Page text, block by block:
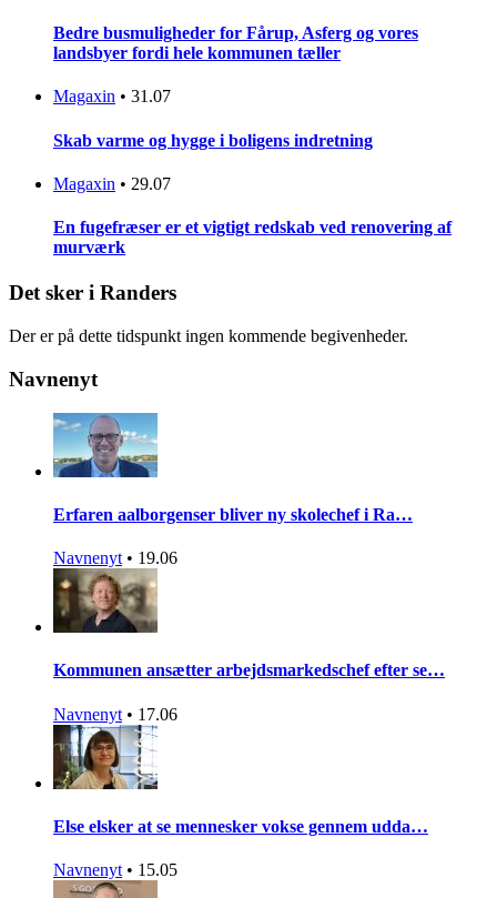
Bedre busmuligheder for Fårup, Asferg og vores
landsbyer fordi hele kommunen tæller
Magaxin • 31.07
Skab varme og hygge i boligens indretning
Magaxin • 29.07
En fugefræser er et vigtigt redskab ved renovering af
murværk
Det sker i Randers
Der er på dette tidspunkt ingen kommende begivenheder.
Navnenyt
Erfaren aalborgenser bliver ny skolechef i Ra…
Navnenyt • 19.06
Kommunen ansætter arbejdsmarkedschef efter se…
Navnenyt • 17.06
Else elsker at se mennesker vokse gennem udda…
Navnenyt • 15.05